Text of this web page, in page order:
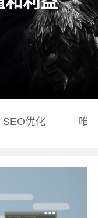
SEO优化 唯